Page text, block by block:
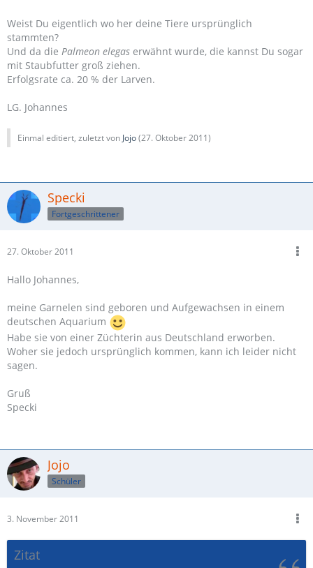
Weist Du eigentlich wo her deine Tiere ursprünglich
stammten?
Und da die Palmeon elegas erwähnt wurde, die kannst Du sogar
mit Staubfutter groß ziehen.
Erfolgsrate ca. 20 % der Larven.
LG. Johannes
Einmal editiert, zuletzt von Jojo(27. Oktober 2011)
Specki
Fortgeschrittener
27. Oktober 2011
Hallo Johannes,
meine Garnelen sind geboren und Aufgewachsen in einem
deutschen Aquarium
Habe sie von einer Züchterin aus Deutschland erworben.
Woher sie jedoch ursprünglich kommen, kann ich leider nicht
sagen.
Gruß
Specki
Jojo
Schüler
3. November 2011
Zitat